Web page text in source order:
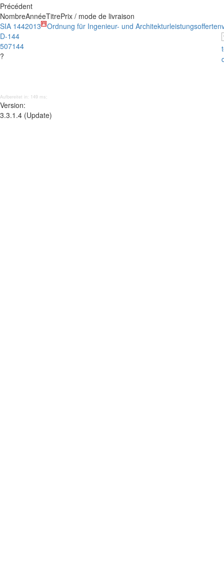
Précédent
NombreAnnéeTitrePrix / mode de livraison
SIA 144
D-144
507144
?
2013 Ordnung für Ingenieur- und Architekturleistungsofferten
Aufbereitet in: 149 ms;
Version:
3.3.1.4 (Update)